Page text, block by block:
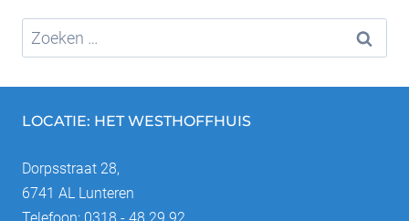
Zoeken
naar:
LOCATIE: HET WESTHOFFHUIS
Dorpsstraat 28,
6741 AL Lunteren